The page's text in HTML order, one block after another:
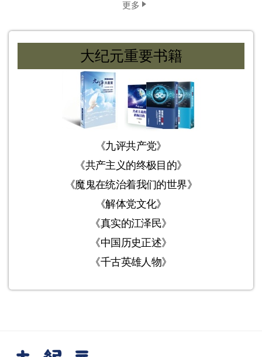
更多
大纪元重要书籍
《九评共产党》
《共产主义的终极目的》
《魔鬼在统治着我们的世界》
《解体党文化》
《真实的江泽民》
《中国历史正述》
《千古英雄人物》